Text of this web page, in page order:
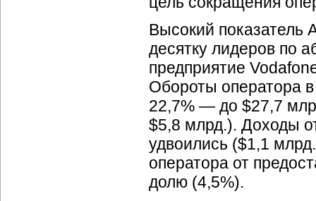
Высокий
десятку лидеров по
предприятие
Обороты оператора
22,7% — до $27,7
$5,8 млрд.). Доходы
удвоились ($1,1
оператора от
долю (4,5%).